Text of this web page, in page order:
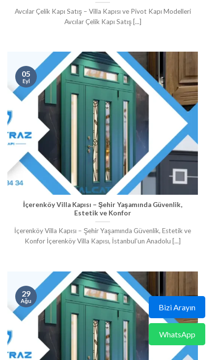
Avcılar Çelik Kapı Satış – Villa Kapısı ve Pivot Kapı Modelleri
Avcılar Çelik Kapı Satış [...]
İçerenköy Villa Kapısı – Şehir Yaşamında Güvenlik,
Estetik ve Konfor
İçerenköy Villa Kapısı – Şehir Yaşamında Güvenlik, Estetik ve
Konfor İçerenköy Villa Kapısı, İstanbul’un Anadolu [...]
05
Eyl
29
Ağu
Bizi Arayın
WhatsApp